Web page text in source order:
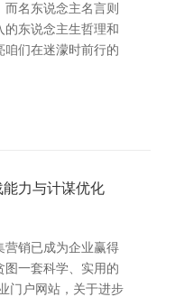
名东说念主名言则
的东说念主生哲理和
咱们在迷濛时前行的
力与计谋优化
营销已成为企业赢得
图一套科学、实用的
门户网站，关于进步